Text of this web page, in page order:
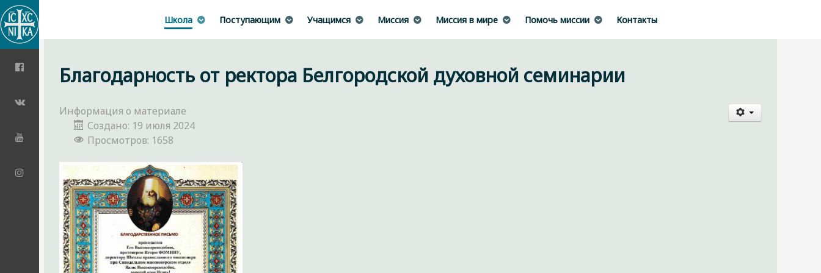
Школа Поступающим Учащимся Миссия Миссия в мире Помочь миссии Контакты
Благодарность от ректора Белгородской духовной семинарии
Информация о материале
Создано: 19 июля 2024
Просмотров: 1658